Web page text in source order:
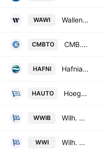
WAWI Wallenius Wilhelmsen ASA
CMBTO CMB.TECH NV
HAFNI Hafnia Limited
HAUTO Hoegh Autoliners ASA
WWIB Wilh. Wilhelmsen Holding ASA Class B
WWI Wilh. Wilhelmsen Holding ASA Class A